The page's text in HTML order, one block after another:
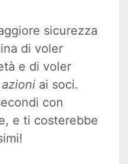
sicurezza
di voler
e di voler
azioni ai soci.
con
e ti costerebbe